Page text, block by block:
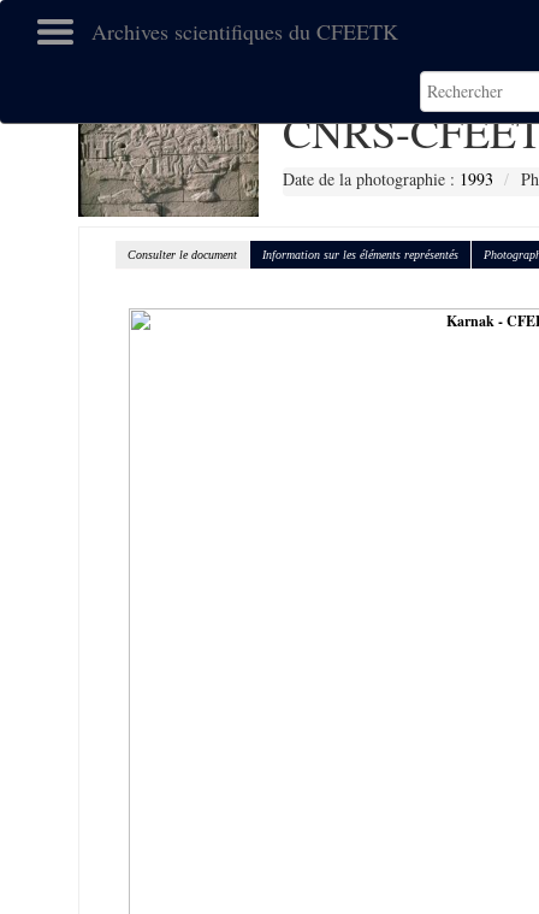
Archives scientifiques du CFEETK
CNRS-
Date de la photographie : 1993
Consulter le document Information sur les éléments représentés